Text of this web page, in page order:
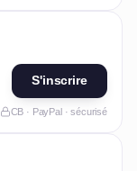
S'inscrire
CB · PayPal · sécurisé